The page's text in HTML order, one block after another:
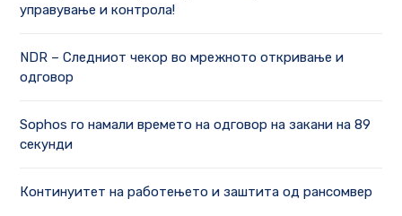
управување и контрола!
NDR – Следниот чекор во мрежното откривање и
одговор
Sophos го намали времето на одговор на закани на 89
секунди
Континуитет на работењето и заштита од рансомвер